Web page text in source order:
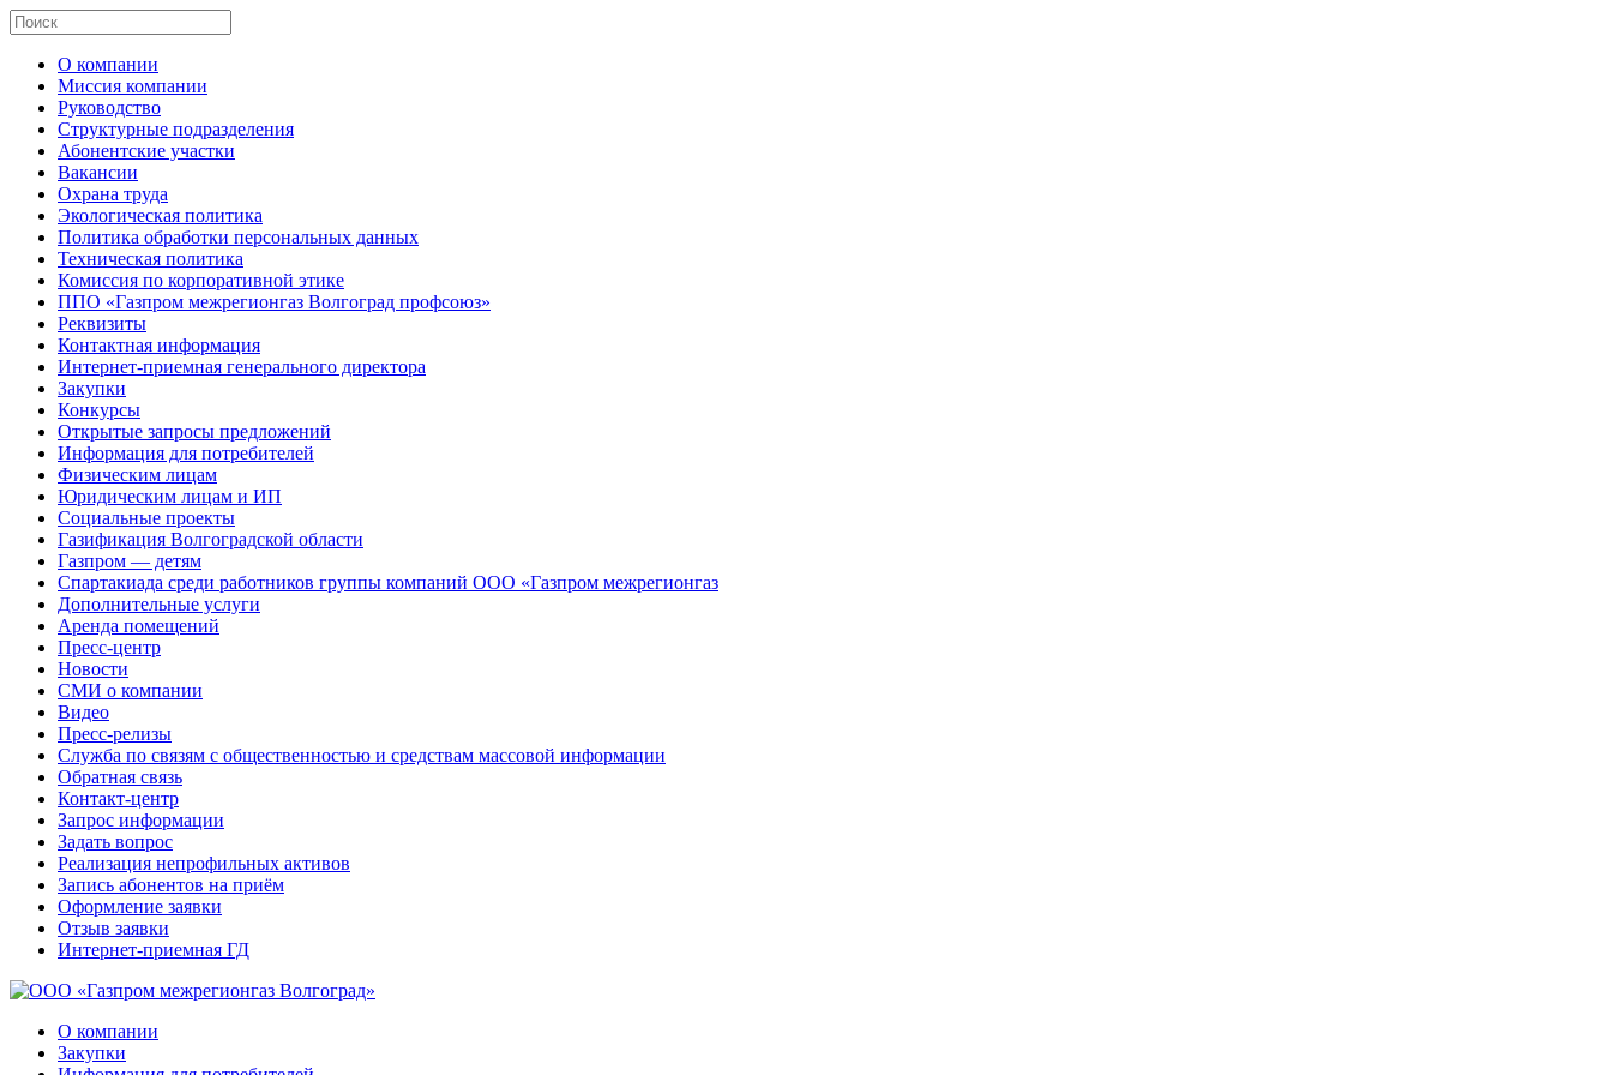
О компании
Миссия компании
Руководство
Структурные подразделения
Абонентские участки
Вакансии
Охрана труда
Экологическая политика
Политика обработки персональных данных
Техническая политика
Комиссия по корпоративной этике
ППО «Газпром межрегионгаз Волгоград профсоюз»
Реквизиты
Контактная информация
Интернет-приемная генерального директора
Закупки
Конкурсы
Открытые запросы предложений
Информация для потребителей
Физическим лицам
Юридическим лицам и ИП
Социальные проекты
Газификация Волгоградской области
Газпром — детям
Спартакиада среди работников группы компаний ООО «Газпром межрегионгаз
Дополнительные услуги
Аренда помещений
Пресс-центр
Новости
СМИ о компании
Видео
Пресс-релизы
Служба по связям с общественностью и средствам массовой информации
Обратная связь
Контакт-центр
Запрос информации
Задать вопрос
Реализация непрофильных активов
Запись абонентов на приём
Оформление заявки
Отзыв заявки
Интернет-приемная ГД
О компании
Закупки